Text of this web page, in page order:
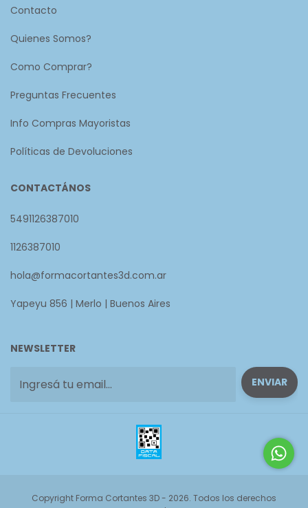
Contacto
Quienes Somos?
Como Comprar?
Preguntas Frecuentes
Info Compras Mayoristas
Políticas de Devoluciones
CONTACTÁNOS
5491126387010
1126387010
hola@formacortantes3d.com.ar
Yapeyu 856 | Merlo | Buenos Aires
NEWSLETTER
Copyright Forma Cortantes 3D - 2026. Todos los derechos